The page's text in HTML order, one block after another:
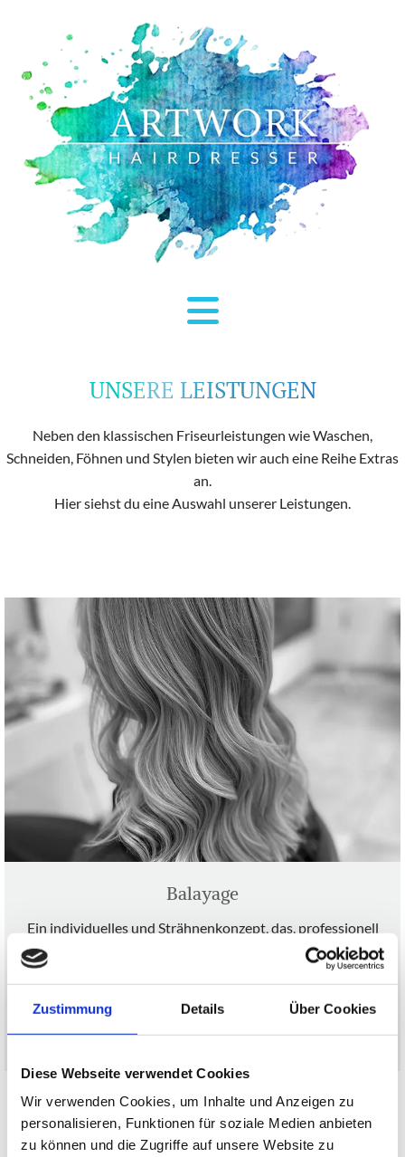
Zustimmung Details Über Cookies
Diese Webseite verwendet Cookies
Wir verwenden Cookies, um Inhalte und Anzeigen zu
personalisieren, Funktionen für soziale Medien anbieten
zu können und die Zugriffe auf unsere Website zu
UNSERE LEISTUNGEN
Neben den klassischen Friseurleistungen wie Waschen,
Schneiden, Föhnen und Stylen bieten wir auch eine Reihe Extras
an.
Hier siehst du eine Auswahl unserer Leistungen.
Balayage
Ein individuelles und Strähnenkonzept, das, professionell
durchgeführt, die Optik deiner Haare perfekt in Szene
MEHR ERFAHREN